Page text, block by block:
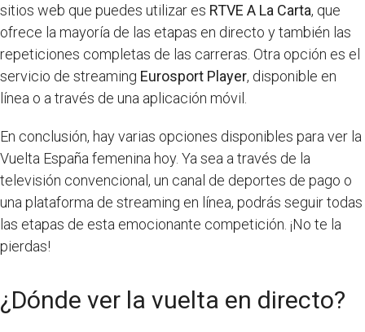
sitios web que puedes utilizar es RTVE A La Carta, que
ofrece la mayoría de las etapas en directo y también las
repeticiones completas de las carreras. Otra opción es el
servicio de streaming Eurosport Player, disponible en
línea o a través de una aplicación móvil.
En conclusión, hay varias opciones disponibles para ver la
Vuelta España femenina hoy. Ya sea a través de la
televisión convencional, un canal de deportes de pago o
una plataforma de streaming en línea, podrás seguir todas
las etapas de esta emocionante competición. ¡No te la
pierdas!
¿Dónde ver la vuelta en directo?